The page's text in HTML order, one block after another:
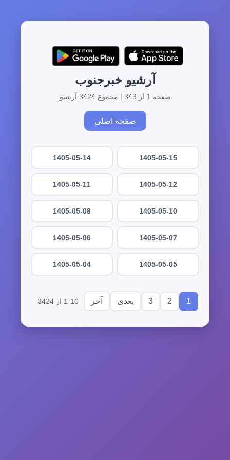
آرشیو خبرجنوب
صفحه 1 از 343 | مجموع 3424 آرشیو
صفحه اصلی
1405-05-15
1405-05-14
1405-05-12
1405-05-11
1405-05-10
1405-05-08
1405-05-07
1405-05-06
1405-05-05
1405-05-04
1
2
3 بعدی آخر 1-10 از 3424